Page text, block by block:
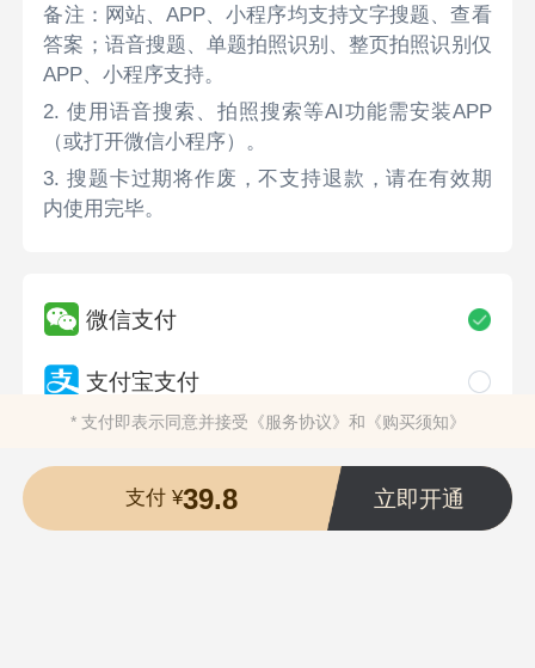
备注：网站、APP、小程序均支持文字搜题、查看
答案；语音搜题、单题拍照识别、整页拍照识别仅
APP、小程序支持。
2. 使用语音搜索、拍照搜索等AI功能需安装APP
（或打开微信小程序）。
3. 搜题卡过期将作废，不支持退款，请在有效期
内使用完毕。
微信支付
支付宝支付
* 支付即表示同意并接受 《服务协议》 和 《购买须知》
支付 ¥39.8 立即开通
长沙希赛千亿教育科技有限公司版权所有 ©2009-2026